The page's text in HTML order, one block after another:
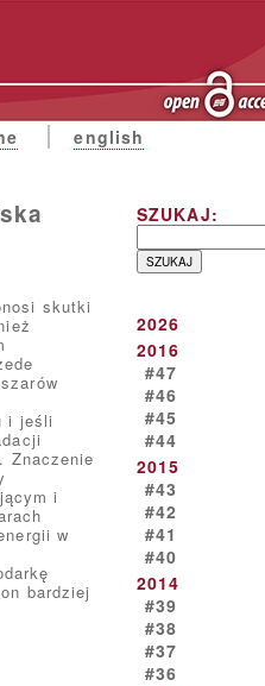
english
skutki
i jeśli
Znaczenie
i
w
bardziej
SZUKAJ:
2026
2016
#47
#46
#45
#44
2015
#43
#42
#41
#40
2014
#39
#38
#37
#36